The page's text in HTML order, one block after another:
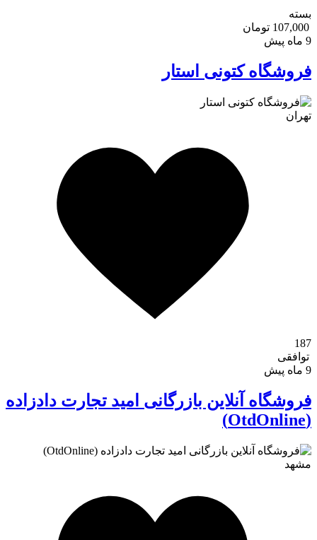
بسته
107,000 تومان
فروشگاه کتونی استار
تهران
187
توافقی
فروشگاه آنلاین بازرگانی امید تجارت دادزاده
مشهد